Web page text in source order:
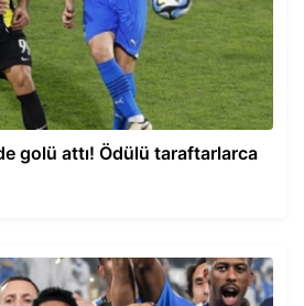
golü attı! Ödülü taraftarlarca